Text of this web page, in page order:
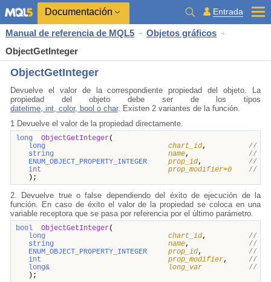
Documentación Entrada
Manual de referencia de MQL5
Objetos gráficos
ObjectGetInteger
ObjectGetInteger
Devuelve el valor de la correspondiente propiedad del objeto. La
propiedad del objeto debe ser de los tipos
datetime, int, color, bool o char. Existen 2 variantes de la función.
1 Devuelve el valor de la propiedad directamente.
long ObjectGetInteger(
long
chart_id, //
string
name, //
ENUM_OBJECT_PROPERTY_INTEGER
prop_id, //
int
prop_modifier=0
//
);
2. Devuelve true o false dependiendo del éxito de ejecución de la
función. En caso de éxito el valor de la propiedad se coloca en una
variable receptora que se pasa por referencia por el último parámetro.
bool ObjectGetInteger(
long
chart_id, //
string
name, //
ENUM_OBJECT_PROPERTY_INTEGER
prop_id, //
int
prop_modifier, //
long&
long_var
//
);